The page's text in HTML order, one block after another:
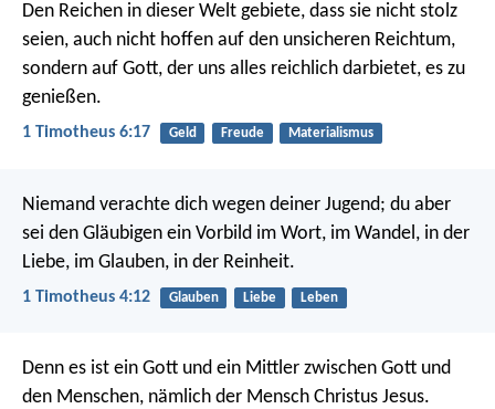
Den Reichen in dieser Welt gebiete, dass sie nicht stolz
seien, auch nicht hoffen auf den unsicheren Reichtum,
sondern auf Gott, der uns alles reichlich darbietet, es zu
genießen.
1 Timotheus 6:17 Geld Freude Materialismus
Niemand verachte dich wegen deiner Jugend; du aber
sei den Gläubigen ein Vorbild im Wort, im Wandel, in der
Liebe, im Glauben, in der Reinheit.
1 Timotheus 4:12 Glauben Liebe Leben
Denn es ist ein Gott und ein Mittler zwischen Gott und
den Menschen, nämlich der Mensch Christus Jesus.